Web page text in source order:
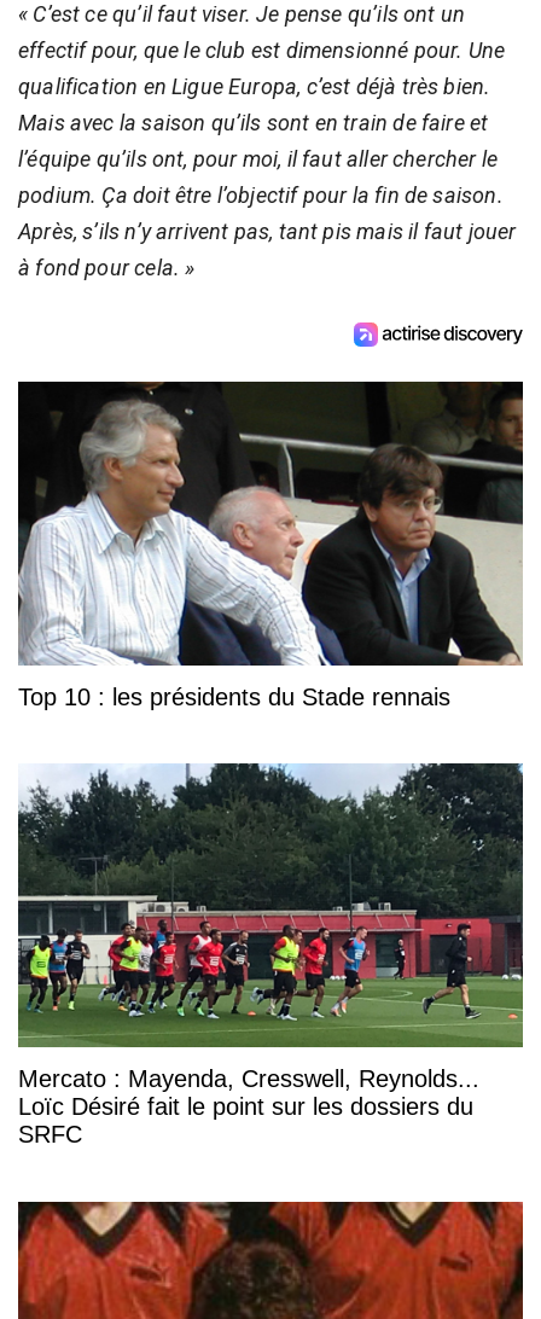
« C’est ce qu’il faut viser. Je pense qu’ils ont un
effectif pour, que le club est dimensionné pour. Une
qualification en Ligue Europa, c’est déjà très bien.
Mais avec la saison qu’ils sont en train de faire et
l’équipe qu’ils ont, pour moi, il faut aller chercher le
podium. Ça doit être l’objectif pour la fin de saison.
Après, s’ils n’y arrivent pas, tant pis mais il faut jouer
à fond pour cela. »
Top 10 : les présidents du Stade rennais
Mercato : Mayenda, Cresswell, Reynolds...
Loïc Désiré fait le point sur les dossiers du
SRFC